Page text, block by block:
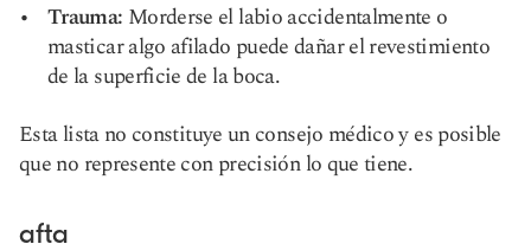
Trauma: Morderse el labio accidentalmente o
masticar algo afilado puede dañar el revestimiento
de la superficie de la boca.
Esta lista no constituye un consejo médico y es posible
que no represente con precisión lo que tiene.
afta